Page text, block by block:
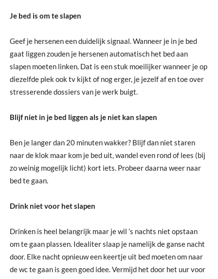
Je bed is om te slapen
Geef je hersenen een duidelijk signaal. Wanneer je in je bed
gaat liggen zouden je hersenen automatisch het bed aan
slapen moeten linken. Dat is een stuk moeilijker wanneer je op
diezelfde plek ook tv kijkt of nog erger, je jezelf af en toe over
stresserende dossiers van je werk buigt.
Blijf niet in je bed liggen als je niet kan slapen
Ben je langer dan 20 minuten wakker? Blijf dan niet staren
naar de klok maar kom je bed uit, wandel even rond of lees (bij
zo weinig mogelijk licht) kort iets. Probeer daarna weer naar
bed te gaan.
Drink niet voor het slapen
Drinken is heel belangrijk maar je wil ’s nachts niet opstaan
om te gaan plassen. Idealiter slaap je namelijk de ganse nacht
door. Elke nacht opnieuw een keertje uit bed moeten om naar
de wc te gaan is geen goed idee. Vermijd het door het uur voor